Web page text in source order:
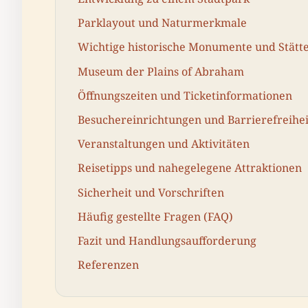
Parklayout und Naturmerkmale
Wichtige historische Monumente und
Museum der Plains of Abraham
Öffnungszeiten und Ticketinformationen
Besuchereinrichtungen und
Veranstaltungen und Aktivitäten
Reisetipps und nahegelegene Attraktionen
Sicherheit und Vorschriften
Häufig gestellte Fragen (FAQ)
Fazit und Handlungsaufforderung
Referenzen